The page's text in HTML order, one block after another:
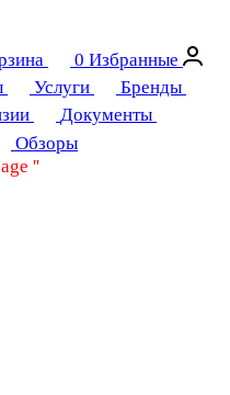
0 Избранные
Услуги
Бренды
Документы
Обзоры
''